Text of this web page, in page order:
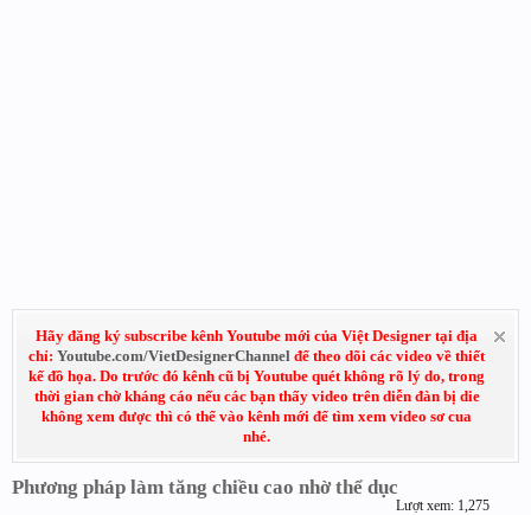
Hãy đăng ký subscribe kênh Youtube mới của Việt Designer tại địa
chỉ: Youtube.com/VietDesignerChannel để theo dõi các video về thiết
kế đồ họa. Do trước đó kênh cũ bị Youtube quét không rõ lý do, trong
thời gian chờ kháng cáo nếu các bạn thấy video trên diễn đàn bị die
không xem được thì có thể vào kênh mới để tìm xem video sơ cua
nhé.
Phương pháp làm tăng chiều cao nhờ thể dục
Lượt xem: 1,275